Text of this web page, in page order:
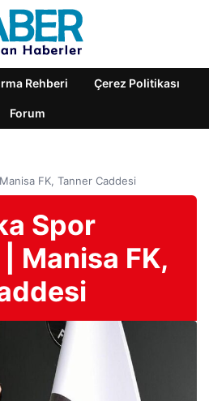
Rehberi Çerez Politikası
Forum
FK, Tanner Caddesi
Spor
Manisa FK,